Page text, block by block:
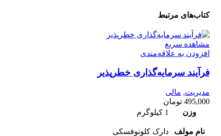
کتاب‌های مرتبط
مشاهده سریع
افزودن به علاقه‌مندی
فرآیند سرمایه‌گذاری خطر‌پذیر
مدیریت, مالی
495,000 تومان
وزن
1 کیلوگرم
نام مولف دارک کلونوفسکی